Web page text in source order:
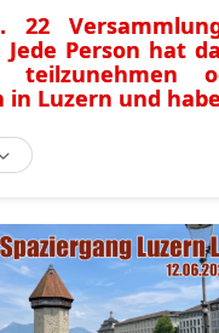
22
Person hat
teilzunehmen
in Luzern und